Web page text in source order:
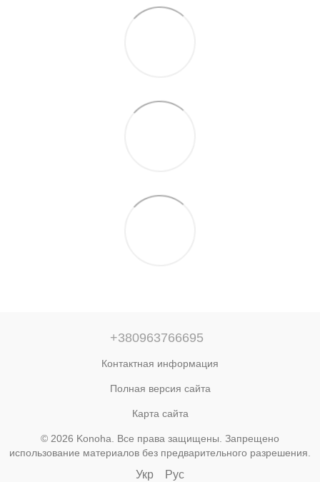
+380963766695
Контактная информация
Полная версия сайта
Карта сайта
© 2026 Konoha. Все права защищены. Запрещено
использование материалов без предварительного разрешения.
Укр Рус